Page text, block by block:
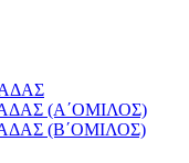
(Α΄ΟΜΙΛΟΣ)
(Β΄ΟΜΙΛΟΣ)